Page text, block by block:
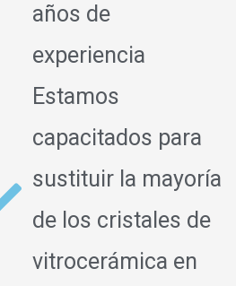
años de
experiencia
Estamos
capacitados para
sustituir la mayoría
de los cristales de
vitrocerámica en